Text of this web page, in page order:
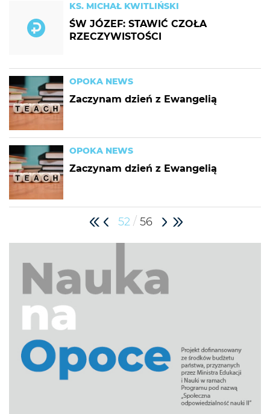
KS. MICHAŁ KWITLIŃSKI
ŚW JÓZEF: STAWIĆ CZOŁA
RZECZYWISTOŚCI
OPOKA NEWS
Zaczynam dzień z Ewangelią
OPOKA NEWS
Zaczynam dzień z Ewangelią
52 / 56